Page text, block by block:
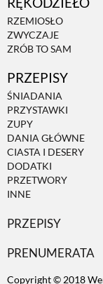
RZEMIOSŁO
ZWYCZAJE
ZRÓB TO SAM
PRZEPISY
ŚNIADANIA
PRZYSTAWKI
ZUPY
DANIA GŁÓWNE
CIASTA I DESERY
DODATKI
PRZETWORY
INNE
PRZEPISY
PRENUMERATA
Copyright © 2018